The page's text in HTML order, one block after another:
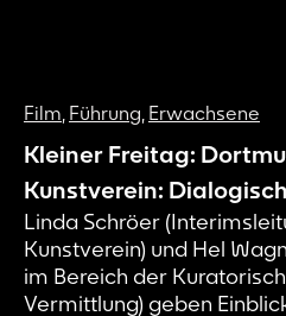
Film Führung Erwachsene
Kleiner Freitag:
Kunstverein:
Filmabend
Linda Schröer
Kunstverein) und Hel
im Bereich der
Vermittlung) geben